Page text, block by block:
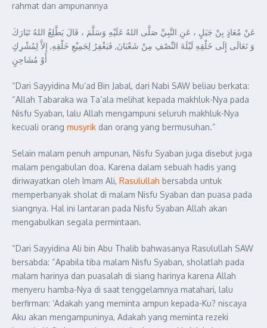
rahmat dan ampunannya
عَنْ مُعَاذٍ بِنْ جَبَلٍ ، عَنِ النَّبِيِّ صَلَّى اللهُ عَلَيْهِ وَسَلَّمَ ، قَالَ يَطَّلِعُ اللهُ تَبَارَكَ
وَ تَعَالَى إِلَى خَلْقِهِ لَيْلَةَ النِّصْفِ مِنْ شَعْبَانَ, فَيَغْفِرُ لِجَمِيْعِ خَلْقِهِ, إِلاَّ لِمُشْرِكٍ
أَوْ مُشَاحِنٍ
“Dari Sayyidina Mu’ad Bin Jabal, dari Nabi SAW beliau berkata:
“Allah Tabaraka wa Ta’ala melihat kepada makhluk-Nya pada
Nisfu Syaban, lalu Allah mengampuni seluruh makhluk-Nya
kecuali orang musyrik dan orang yang bermusuhan.”
Selain malam penuh ampunan, Nisfu Syaban juga disebut juga
malam pengabulan doa. Karena dalam sebuah hadis yang
diriwayatkan oleh Imam Ali, Rasulullah bersabda untuk
memperbanyak sholat di malam Nisfu Syaban dan puasa pada
siangnya. Hal ini lantaran pada Nisfu Syaban Allah akan
mengabulkan segala permintaan.
“Dari Sayyidina Ali bin Abu Thalib bahwasanya Rasulullah SAW
bersabda: “Apabila tiba malam Nisfu Syaban, sholatlah pada
malam harinya dan puasalah di siang harinya karena Allah
menyeru hamba-Nya di saat tenggelamnya matahari, lalu
berfirman: ‘Adakah yang meminta ampun kepada-Ku? niscaya
Aku akan mengampuninya, Adakah yang meminta rezeki